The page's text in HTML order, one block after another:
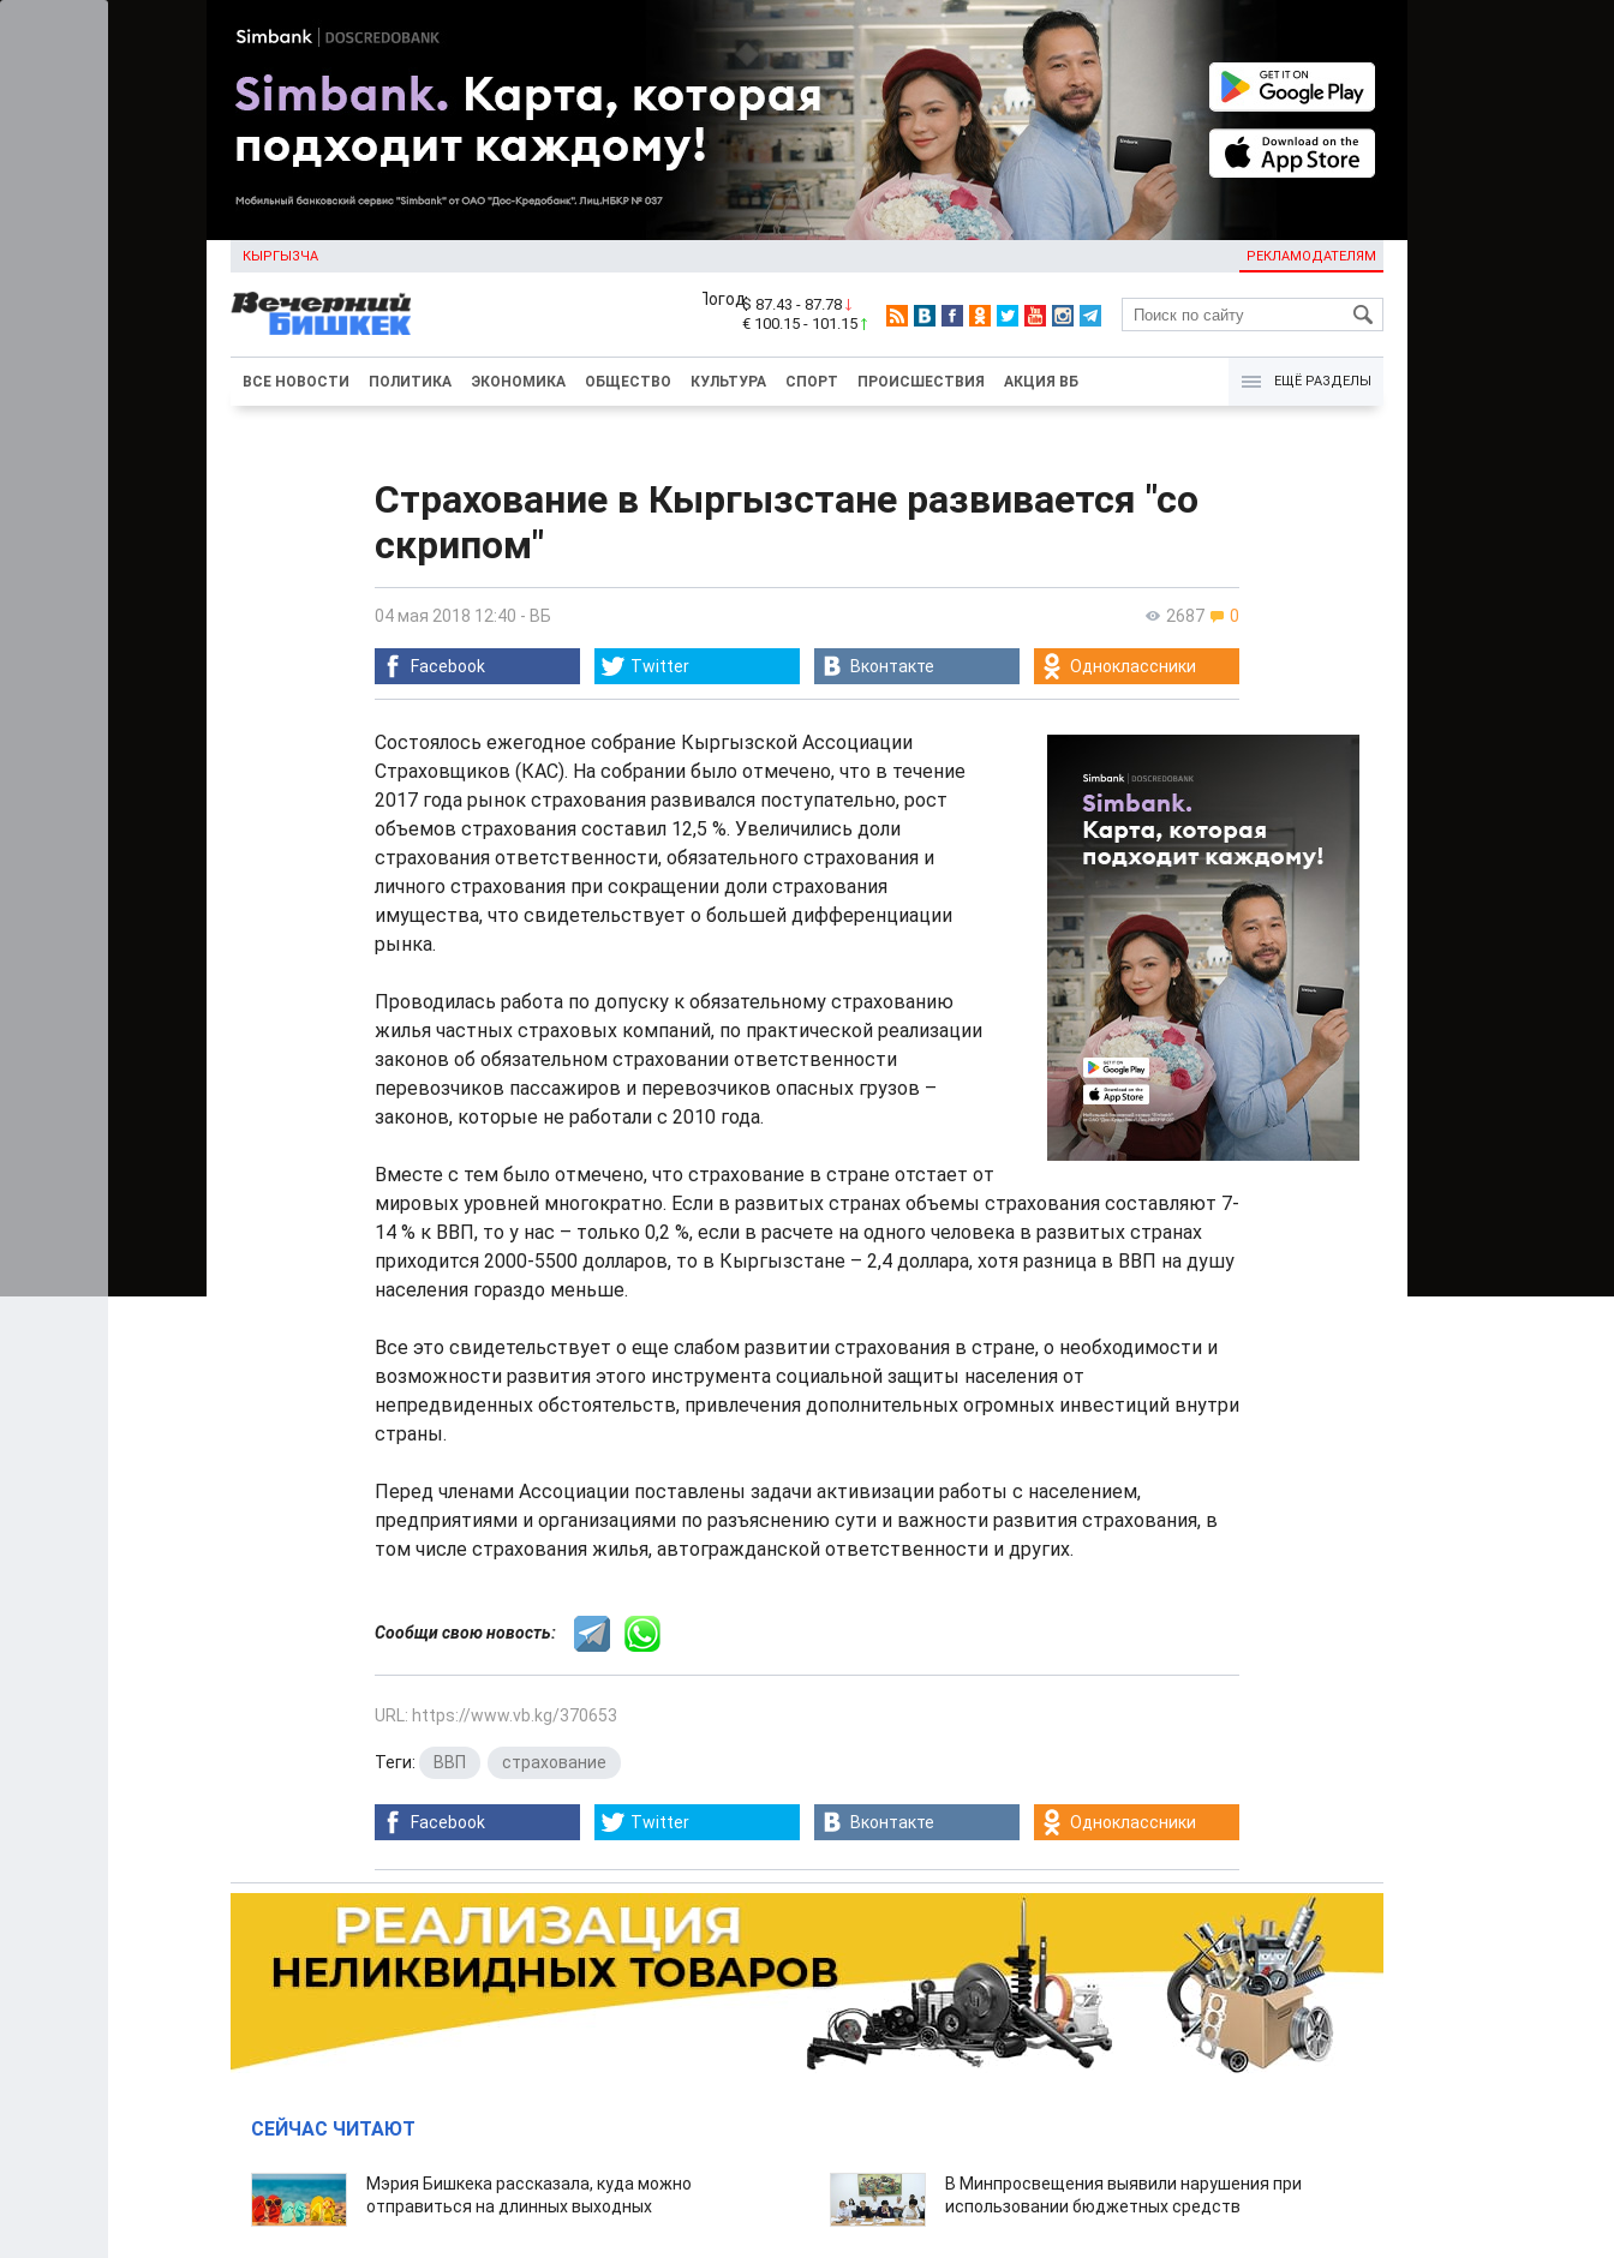
КЫРГЫЗЧА РЕКЛАМОДАТЕЛЯМ
KG
$ 87.43 - 87.78
€ 100.15 - 101.15
ВСЕ НОВОСТИ ПОЛИТИКА ЭКОНОМИКА ОБЩЕСТВО КУЛЬТУРА СПОРТ ПРОИСШЕСТВИЯ АКЦИЯ ВБ ЕЩЁ РАЗДЕЛЫ
Страхование в Кыргызстане развивается "со
скрипом"
2687 0
04 мая 2018 12:40 - ВБ
Facebook Twitter Вконтакте Одноклассники
Состоялось ежегодное собрание Кыргызской Ассоциации
Страховщиков (КАС). На собрании было отмечено, что в течение
2017 года рынок страхования развивался поступательно, рост
объемов страхования составил 12,5 %. Увеличились доли
страхования ответственности, обязательного страхования и
личного страхования при сокращении доли страхования
имущества, что свидетельствует о большей дифференциации
рынка.
Проводилась работа по допуску к обязательному страхованию
жилья частных страховых компаний, по практической реализации
законов об обязательном страховании ответственности
перевозчиков пассажиров и перевозчиков опасных грузов –
законов, которые не работали с 2010 года.
Вместе с тем было отмечено, что страхование в стране отстает от
мировых уровней многократно. Если в развитых странах объемы страхования составляют 7-
14 % к ВВП, то у нас – только 0,2 %, если в расчете на одного человека в развитых странах
приходится 2000-5500 долларов, то в Кыргызстане – 2,4 доллара, хотя разница в ВВП на душу
населения гораздо меньше.
Все это свидетельствует о еще слабом развитии страхования в стране, о необходимости и
возможности развития этого инструмента социальной защиты населения от
непредвиденных обстоятельств, привлечения дополнительных огромных инвестиций внутри
страны.
Перед членами Ассоциации поставлены задачи активизации работы с населением,
предприятиями и организациями по разъяснению сути и важности развития страхования, в
том числе страхования жилья, автогражданской ответственности и других.
Сообщи свою новость:
URL: https://www.vb.kg/370653
Теги: ВВП страхование
Facebook Twitter Вконтакте Одноклассники
СЕЙЧАС ЧИТАЮТ
Мэрия Бишкека рассказала, куда можно
отправиться на длинных выходных
В Минпросвещения выявили нарушения при
использовании бюджетных средств